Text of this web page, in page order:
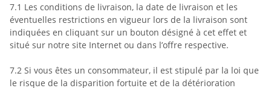
7.1 Les conditions de livraison, la date de livraison et les
éventuelles restrictions en vigueur lors de la livraison sont
indiquées en cliquant sur un bouton désigné à cet effet et
situé sur notre site Internet ou dans l’offre respective.
7.2 Si vous êtes un consommateur, il est stipulé par la loi que
le risque de la disparition fortuite et de la détérioration